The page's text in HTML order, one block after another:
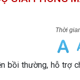
bồi thường, hỗ trợ